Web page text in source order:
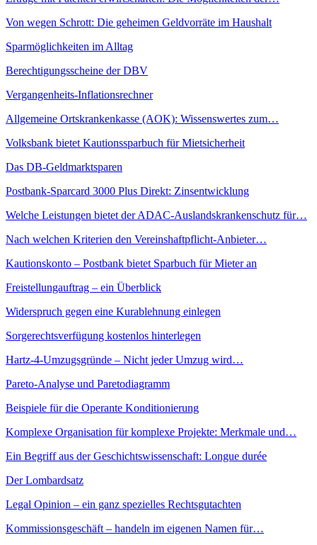
Von wegen Schrott: Die geheimen Geldvorräte im Haushalt
Sparmöglichkeiten im Alltag
Berechtigungsscheine der DBV
Vergangenheits-Inflationsrechner
Allgemeine Ortskrankenkasse (AOK): Wissenswertes zum…
Volksbank bietet Kautionssparbuch für Mietsicherheit
Das DB-Geldmarktsparen
Postbank-Sparcard 3000 Plus Direkt: Zinsentwicklung
Welche Leistungen bietet der ADAC-Auslandskrankenschutz für…
Nach welchen Kriterien den Vereinshaftpflicht-Anbieter…
Kautionskonto – Postbank bietet Sparbuch für Mieter an
Freistellungauftrag – ein Überblick
Widerspruch gegen eine Kurablehnung einlegen
Sorgerechtsverfügung kostenlos hinterlegen
Hartz-4-Umzugsgründe – Nicht jeder Umzug wird…
Pareto-Analyse und Paretodiagramm
Beispiele für die Operante Konditionierung
Komplexe Organisation für komplexe Projekte: Merkmale und…
Ein Begriff aus der Geschichtswissenschaft: Longue durée
Der Lombardsatz
Legal Opinion – ein ganz spezielles Rechtsgutachten
Kommissionsgeschäft – handeln im eigenen Namen für…